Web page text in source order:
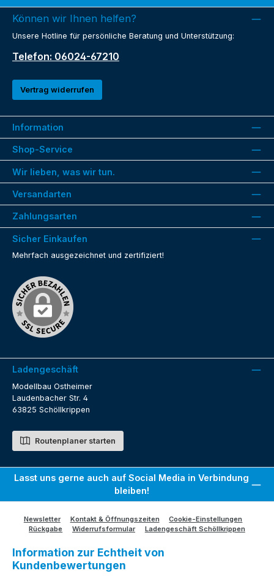
Können wir Ihnen helfen?
Unsere Hotline für persönliche Beratung und Unterstützung:
Telefon: 06024-67210
Vertrag widerrufen
Information
Shop-Service
Wir lieben, was wir tun.
Versandarten
Zahlungsarten
Sicher Einkaufen
Mehrfach ausgezeichnet und zertifiziert!
Ladengeschäft
Modellbau Ostheimer
Laudenbacher Str. 4
63825 Schöllkrippen
Routenplaner starten
Lasst uns gerne auch auf Social Media in Verbindung
bleiben!
Newsletter Kontakt & Öffnungszeiten
Cookie-Einstellungen
Rückgabe
Widerrufsformular Ladengeschäft Schöllkrippen
Information zur Echtheit von
Kundenbewertungen